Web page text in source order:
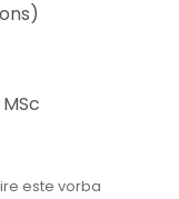
este vorba